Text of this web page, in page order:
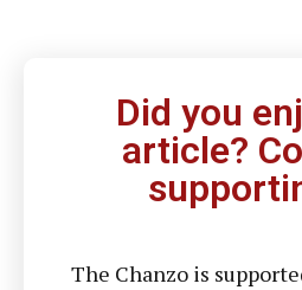
Did you
article?
The Chanzo is